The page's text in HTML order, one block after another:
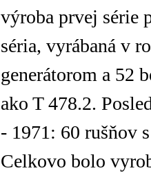
výroba prvej série
séria, vyrábaná v
generátorom a 52
ako T 478.2.
- 1971: 60 rušňov
Celkovo bolo